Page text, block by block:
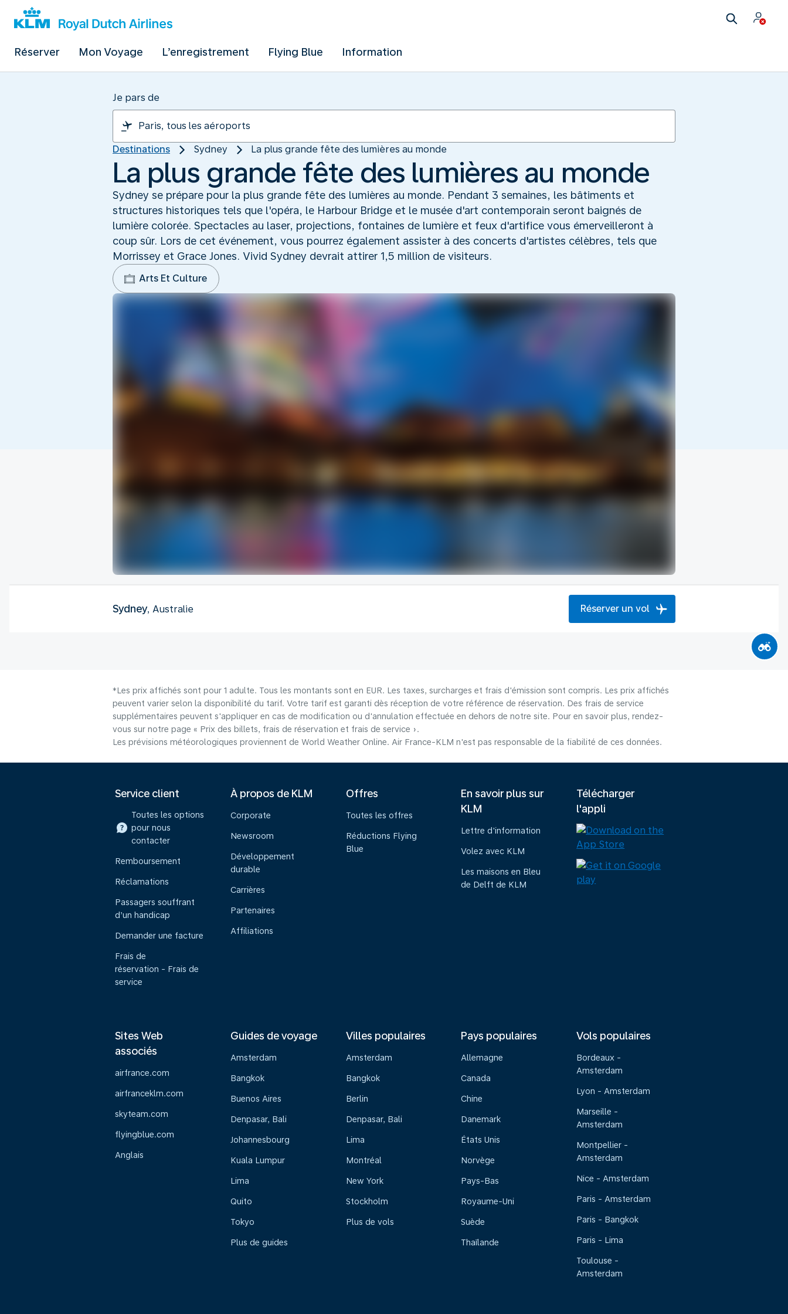
Réserver Mon Voyage L’enregistrement Flying Blue Information
Je pars de
Destinations Sydney La plus grande fête des lumières au monde
La plus grande fête des lumières au monde
Sydney se prépare pour la plus grande fête des lumières au monde. Pendant 3 semaines, les bâtiments et
structures historiques tels que l'opéra, le Harbour Bridge et le musée d'art contemporain seront baignés de
lumière colorée. Spectacles au laser, projections, fontaines de lumière et feux d'artifice vous émerveilleront à
coup sûr. Lors de cet événement, vous pourrez également assister à des concerts d'artistes célèbres, tels que
Morrissey et Grace Jones. Vivid Sydney devrait attirer 1,5 million de visiteurs.
Arts Et Culture
Sydney, Australie Réserver un vol
*Les prix affichés sont pour 1 adulte. Tous les montants sont en EUR. Les taxes, surcharges et frais d'émission sont compris. Les prix affichés
peuvent varier selon la disponibilité du tarif. Votre tarif est garanti dès réception de votre référence de réservation. Des frais de service
supplémentaires peuvent s'appliquer en cas de modification ou d'annulation effectuée en dehors de notre site. Pour en savoir plus, rendez-
vous sur notre page « Prix des billets, frais de réservation et frais de service ».
Les prévisions météorologiques proviennent de World Weather Online. Air France-KLM n'est pas responsable de la fiabilité de ces données.
Service client
Toutes les options
pour nous
contacter
Remboursement
Réclamations
Passagers souffrant
d’un handicap
Demander une facture
Frais de
réservation - Frais de
service
À propos de KLM
Corporate
Newsroom
Développement
durable
Carrières
Partenaires
Affiliations
Offres
Toutes les offres
Réductions Flying
Blue
En savoir plus sur
KLM
Lettre d'information
Volez avec KLM
Les maisons en Bleu
de Delft de KLM
Télécharger
l'appli
Sites Web
associés
airfrance.com
airfranceklm.com
skyteam.com
flyingblue.com
Anglais
Guides de voyage
Amsterdam
Bangkok
Buenos Aires
Denpasar, Bali
Johannesbourg
Kuala Lumpur
Lima
Quito
Tokyo
Plus de guides
Villes populaires
Amsterdam
Bangkok
Berlin
Denpasar, Bali
Lima
Montréal
New York
Stockholm
Plus de vols
Pays populaires
Allemagne
Canada
Chine
Danemark
États Unis
Norvège
Pays-Bas
Royaume-Uni
Suède
Thaïlande
Vols populaires
Bordeaux -
Amsterdam
Lyon - Amsterdam
Marseille -
Amsterdam
Montpellier -
Amsterdam
Nice - Amsterdam
Paris - Amsterdam
Paris - Bangkok
Paris - Lima
Toulouse -
Amsterdam